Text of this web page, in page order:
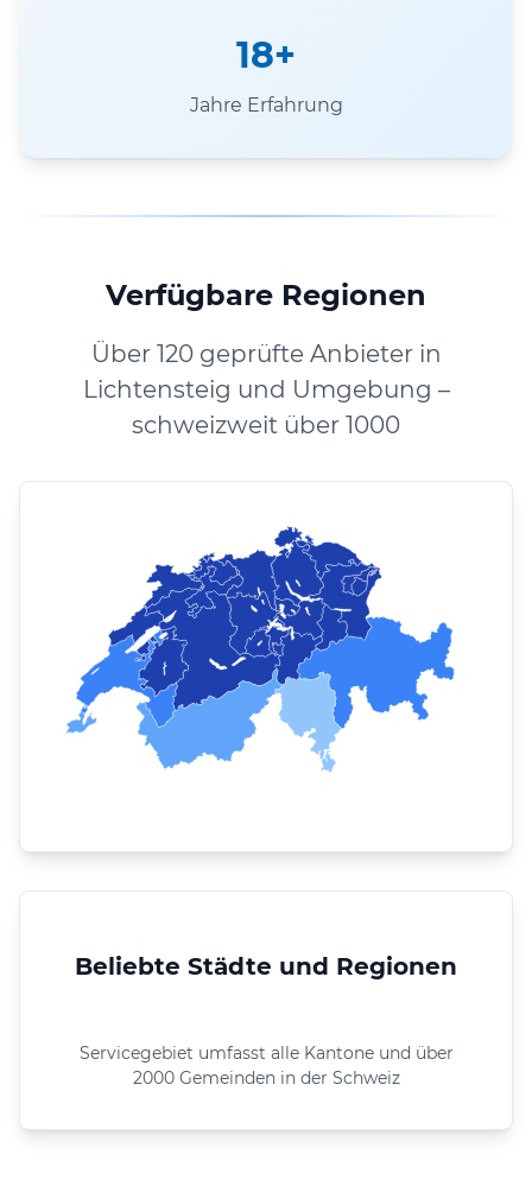
18+
Jahre Erfahrung
Verfügbare Regionen
Über 120 geprüfte Anbieter in
Lichtensteig und Umgebung –
schweizweit über 1000
Beliebte Städte und Regionen
Servicegebiet umfasst alle Kantone und über
2000 Gemeinden in der Schweiz